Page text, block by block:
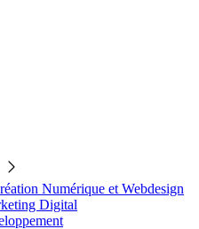
Numérique et Webdesign
Digital